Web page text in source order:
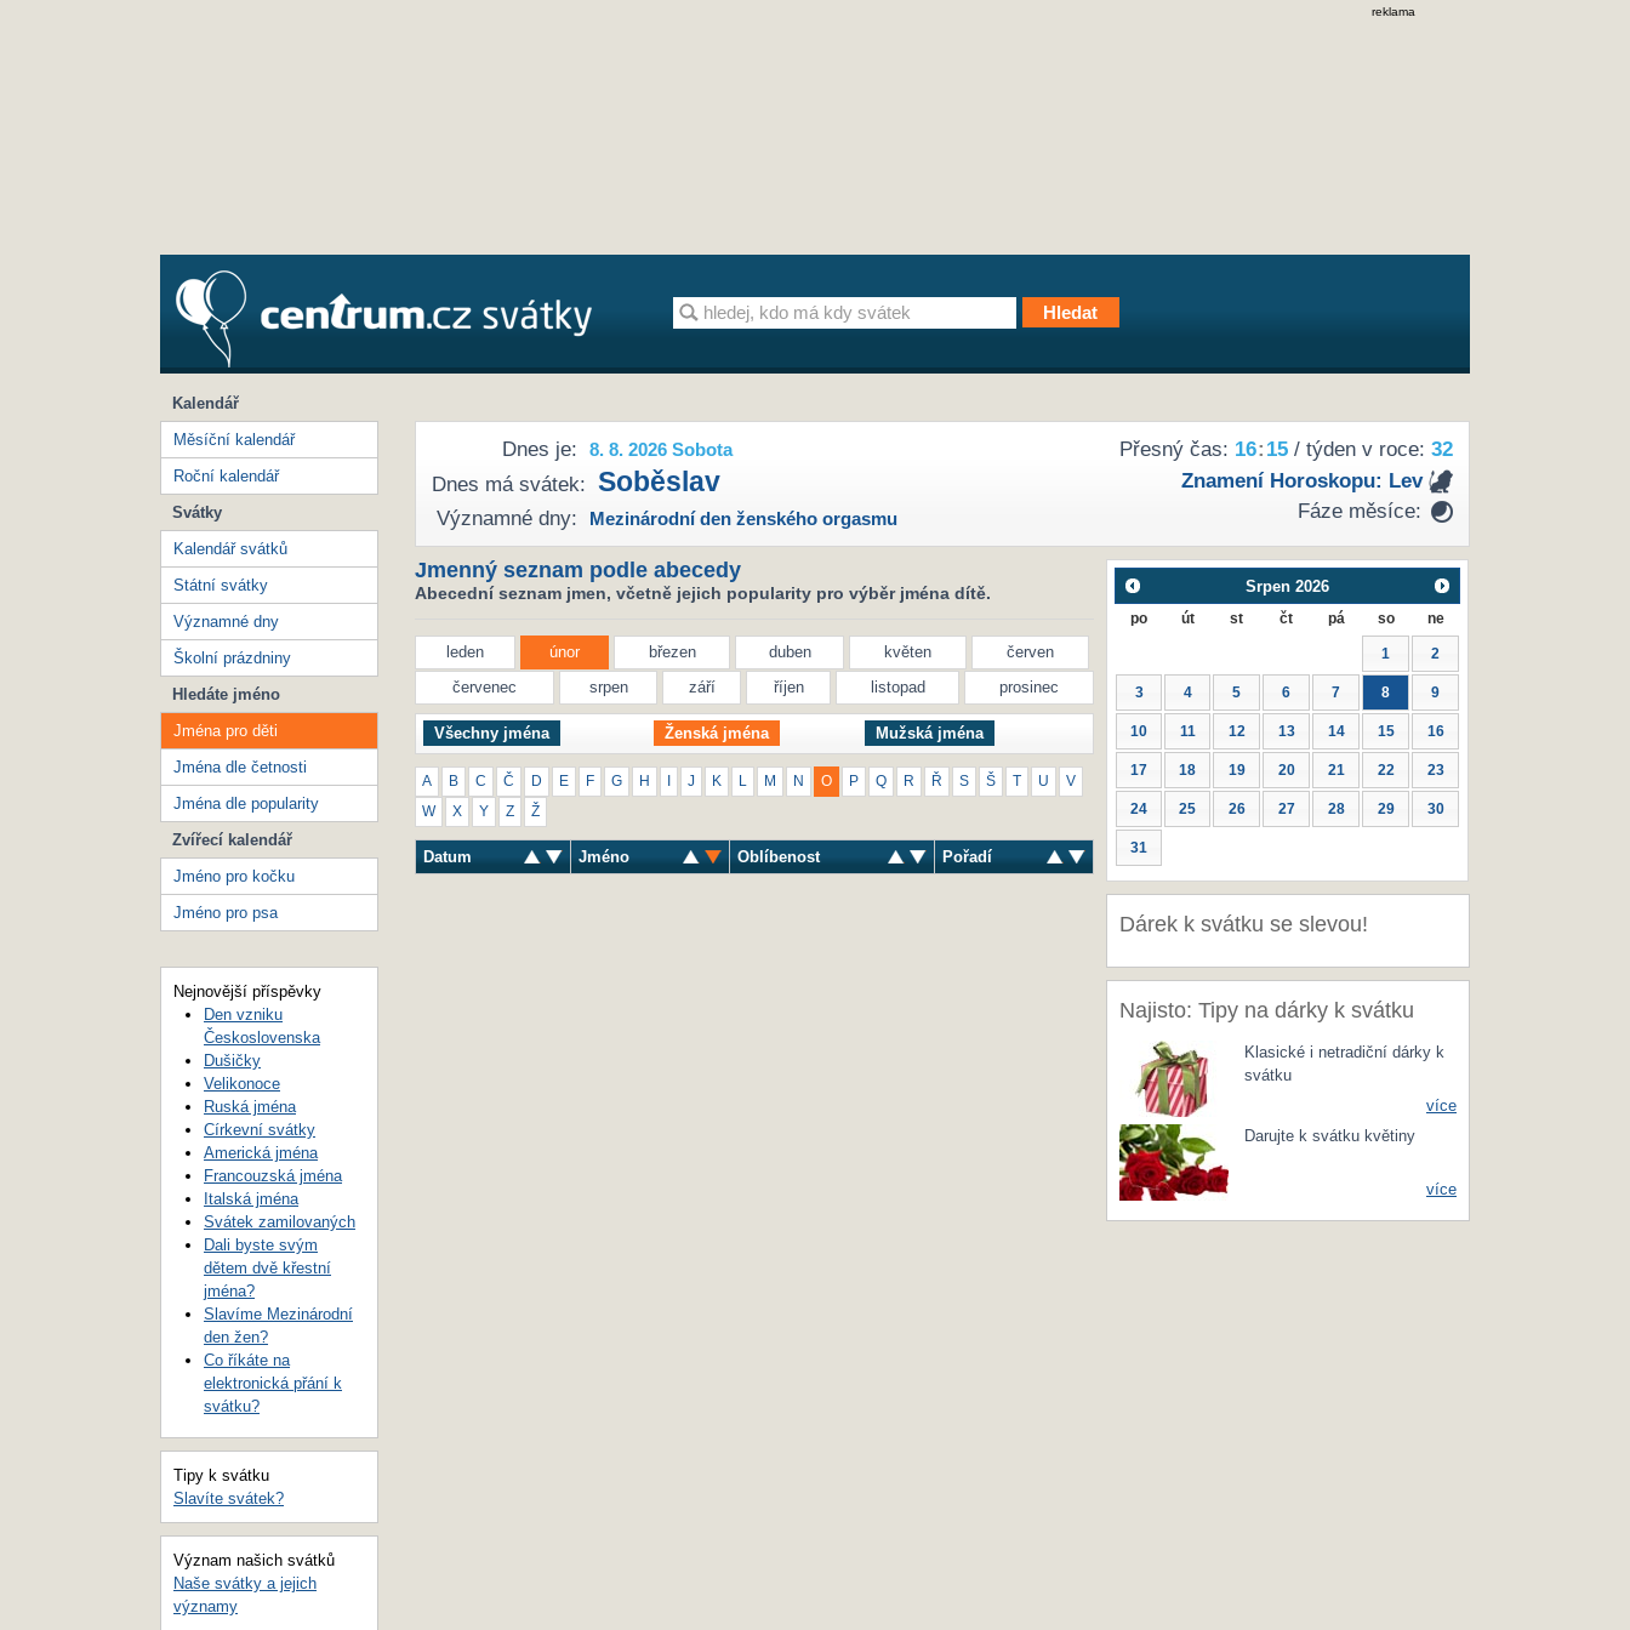
reklama
Přesný čas: 16 15/ týden v roce: 32
Znamení Horoskopu: Lev
Fáze měsíce:
Dnes je: 8. 8. 2026 Sobota
Dnes má svátek: Soběslav
Významné dny: Mezinárodní den ženského orgasmu
Jmenný seznam podle abecedy
Abecední seznam jmen, včetně jejich popularity pro výběr jména dítě.
leden únor březen duben květen
červen
červenec
srpen září říjen listopad prosinec
Všechny jména Ženská jména Mužská jména
A B C Č D E F G H J K M N O P Q R Ř S Š T U V
W X Y Z Ž
Datum Jméno Oblíbenost Pořadí
Srpen 2026
po út st čt pá so ne
1 2
3 4 5 6 7 8 9
10 11 12 13 14 15 16
17 18 19 20 21 22 23
24 25 26 27 28 29 30
31
Dárek k svátku se slevou!
Najisto: Tipy na dárky k svátku
Klasické i netradiční dárky k
svátku
více
Darujte k svátku květiny
více
Kalendář
Měsíční kalendář
Roční kalendář
Svátky
Kalendář svátků
Státní svátky
Významné dny
Školní prázdniny
Hledáte jméno
Jména pro děti
Jména dle četnosti
Jména dle popularity
Zvířecí kalendář
Jméno pro kočku
Jméno pro psa
Nejnovější příspěvky
Den vzniku
Československa
Dušičky
Velikonoce
Ruská jména
Církevní svátky
Americká jména
Francouzská jména
Italská jména
Svátek zamilovaných
Dali byste svým
dětem dvě křestní
jména?
Slavíme Mezinárodní
den žen?
Co říkáte na
elektronická přání k
svátku?
Tipy k svátku
Slavíte svátek?
Význam našich svátků
Naše svátky a jejich
významy